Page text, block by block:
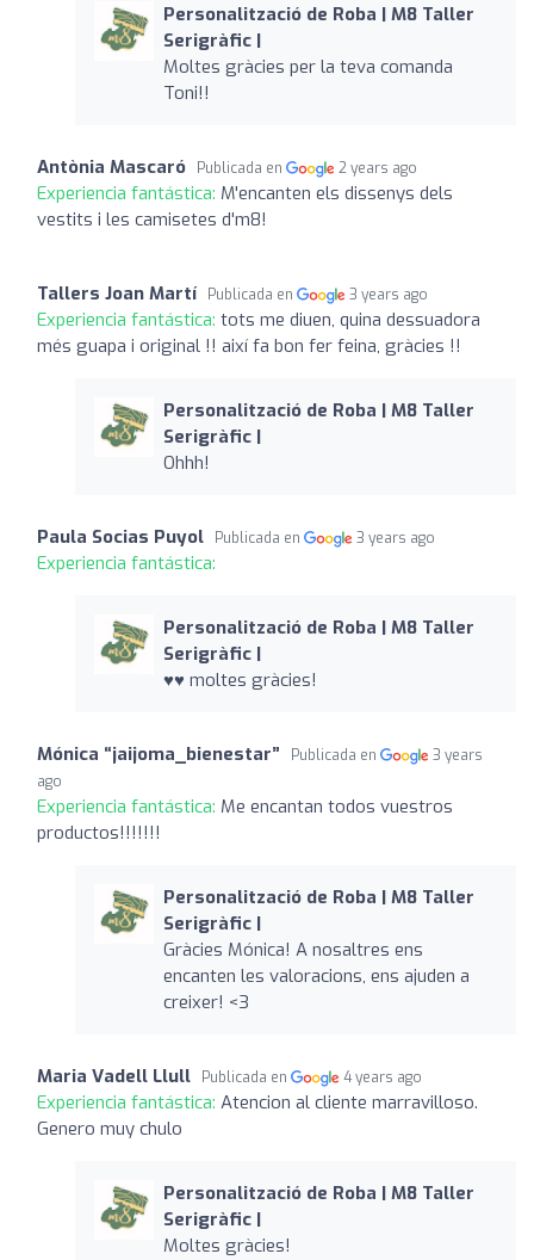
Personalització de Roba | M8 Taller
Serigràfic |
Moltes gràcies per la teva comanda
Toni!!
Antònia Mascaró Publicada en 2 years ago
Experiencia fantástica: M'encanten els dissenys dels
vestits i les camisetes d'm8!
Tallers Joan Martí Publicada en 3 years ago
Experiencia fantástica: tots me diuen, quina dessuadora
més guapa i original !! així fa bon fer feina, gràcies !!
Personalització de Roba | M8 Taller
Serigràfic |
Ohhh!
Paula Socias Puyol Publicada en 3 years ago
Experiencia fantástica:
Personalització de Roba | M8 Taller
Serigràfic |
♥️♥️ moltes gràcies!
Mónica “jaijoma_bienestar” Publicada en
3 years
ago
Experiencia fantástica: Me encantan todos vuestros
productos!!!!!!!
Personalització de Roba | M8 Taller
Serigràfic |
Gràcies Mónica! A nosaltres ens
encanten les valoracions, ens ajuden a
creixer! <3
Maria Vadell Llull Publicada en 4 years ago
Experiencia fantástica: Atencion al cliente marravilloso.
Genero muy chulo
Personalització de Roba | M8 Taller
Serigràfic |
Moltes gràcies!